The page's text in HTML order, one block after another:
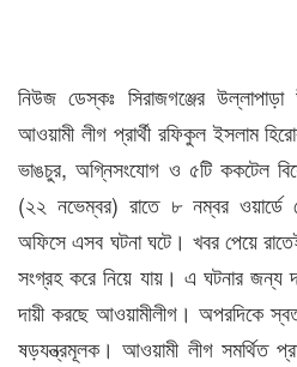
নিউজ ডেস্কঃ সিরাজগঞ্জের
আওয়ামী লীগ প্রার্থী রফিকুল ইসলাম
ভাঙচুর, অগ্নিসংযোগ ও ৫টি ককটেল
(২২ নভেম্বর) রাতে ৮ নম্বর ওয়ার্ডে
অফিসে এসব ঘটনা ঘটে। খবর পেয়ে
সংগ্রহ করে নিয়ে যায়। এ ঘটনার জন্য
দায়ী করছে আওয়ামীলীগ। অপরদিকে
ষড়যন্ত্রমূলক। আওয়ামী লীগ সমর্থিত